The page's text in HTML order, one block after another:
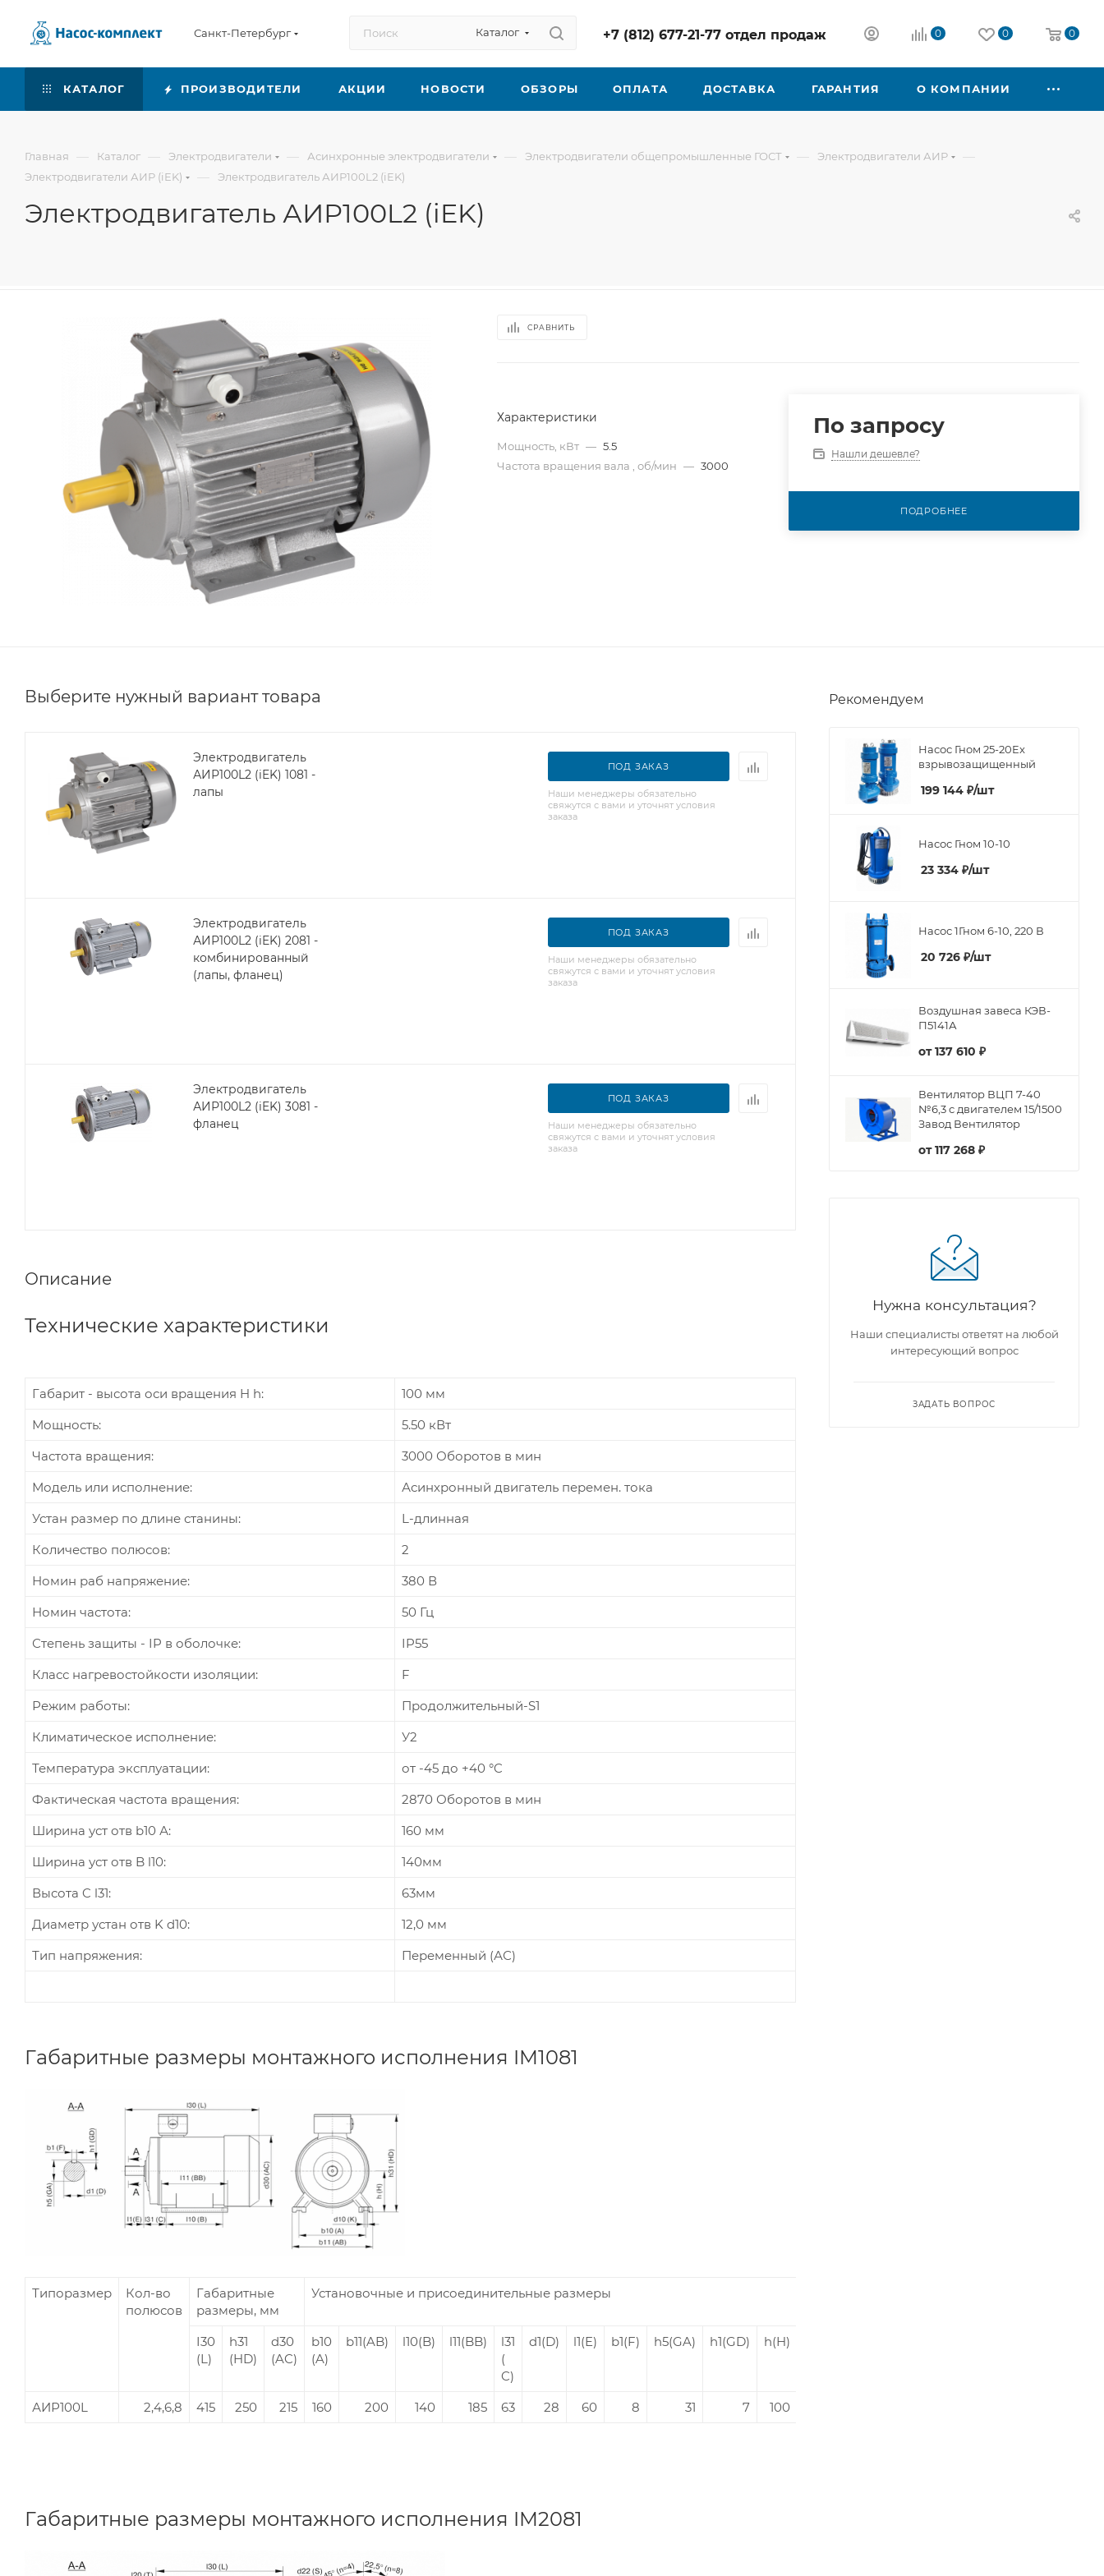
Санкт-Петербург Каталог +7 (812) 677-21-77 отдел продаж 0 0 0
КАТАЛОГ ПРОИЗВОДИТЕЛИ АКЦИИ НОВОСТИ ОБЗОРЫ ОПЛАТА ДОСТАВКА ГАРАНТИЯ О КОМПАНИИ
Главная — Каталог — Электродвигатели — Асинхронные электродвигатели — Электродвигатели общепромышленные ГОСТ — Электродвигатели АИР —
Электродвигатели АИР (iEK) — Электродвигатель АИР100L2 (iEK)
Электродвигатель АИР100L2 (iEK)
СРАВНИТЬ
Характеристики
Мощность, кВт — 5.5
Частота вращения вала , об/мин — 3000
По запросу
Нашли дешевле?
ПОДРОБНЕЕ
Выберите нужный вариант товара
Электродвигатель
АИР100L2 (iEK) 1081 -
лапы
ПОД ЗАКАЗ
Наши менеджеры обязательно
свяжутся с вами и уточнят условия
заказа
Электродвигатель
АИР100L2 (iEK) 2081 -
комбинированный
(лапы, фланец)
ПОД ЗАКАЗ
Наши менеджеры обязательно
свяжутся с вами и уточнят условия
заказа
Электродвигатель
АИР100L2 (iEK) 3081 -
фланец
ПОД ЗАКАЗ
Наши менеджеры обязательно
свяжутся с вами и уточнят условия
заказа
Описание
Технические характеристики
Габарит - высота оси вращения H h:
100 мм
Мощность:
5.50 кВт
Частота вращения:
3000 Оборотов в мин
Модель или исполнение:
Асинхронный двигатель перемен. тока
Устан размер по длине станины:
L-длинная
Количество полюсов:
2
Номин раб напряжение:
380 В
Номин частота:
50 Гц
Степень защиты - IP в оболочке:
IP55
Класс нагревостойкости изоляции:
F
Режим работы:
Продолжительный-S1
Климатическое исполнение:
У2
Температура эксплуатации:
от -45 до +40 °C
Фактическая частота вращения:
2870 Оборотов в мин
Ширина уст отв b10 А:
160 мм
Ширина уст отв B l10:
140мм
Высота C l31:
63мм
Диаметр устан отв K d10:
12,0 мм
Тип напряжения:
Переменный (АС)
Габаритные размеры монтажного исполнения IM1081
Типоразмер
Кол-во
полюсов
Габаритные
размеры, мм
Установочные и присоединительные размеры
I30
(L)
h31
(HD)
d30
(AC)
b10
(A)
b11(AB) l10(B) l11(BB)
l31
(
C)
d1(D) l1(E) b1(F) h5(GA) h1(GD) h(H)
АИР100L 2,4,6,8 415 250 215 160 200 140 185 63 28 60 8 31 7 100
Габаритные размеры монтажного исполнения IM2081
Рекомендуем
Насос Гном 25-20Ex
взрывозащищенный
199 144 ₽/шт
Насос Гном 10-10
23 334 ₽/шт
Насос 1Гном 6-10, 220 В
20 726 ₽/шт
Воздушная завеса КЭВ-
П5141А
от137 610 ₽
Вентилятор ВЦП 7-40
№6,3 с двигателем 15/1500
Завод Вентилятор
от117 268 ₽
Нужна консультация?
Наши специалисты ответят на любой
интересующий вопрос
ЗАДАТЬ ВОПРОС